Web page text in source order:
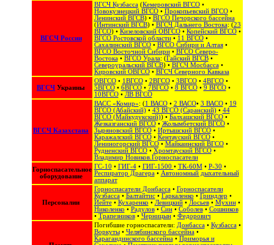
ВГСЧ России
ВГСЧ Кузбасса(Кемеровский ВГСО•
Новокузнецкий ВГСО• Прокопьевский ВГСО•
Ленинский ВГСВ) • ВГСО Печорского бассейна
(Интинский ВГСВ) • ВГСЧ Дальнего Востока: (23
ВГСО) • Кизеловский ОВГСО• Копейский ВГСО•
ВГСО Ростовской области• 11 ВГСО•
Сахалинский ВГСО‎ • ВГСО Сибири и Алтая‎ •
ВГСО Восточной Сибири• ВГСО Северо-
Востока‎‎ • ВГСО Урала: (Гайский ВГСВ•
Североуральский ВГСВ) • ВГСЧ Мосбасса•
Кировский ОВГСО• ВГСЧ Северного Кавказа
ВГСЧ Украины
ОВГСО• 1ВГСО• 2ВГСО• 3ВГСО• 4ВГСО•
5ВГСО• 6ВГСО• 7ВГСО• 8 ВГСО• 9 ВГСО•
10ВГСО• ЛВ ВГСО
ВГСЧ Казахстана
ВАСС «Комир»: (1 ВАСО• 2 ВАСО• 3 ВАСО• 19
ВГСО (Абайский)• 43 ВГСО (Саранский)• 44
ВГСО (Майкудукский)) • Балхашский ВГСО•
Жезказганский ВГСО• Жолымбетский ВГСО•
Зыряновский ВГСО• Иртышский ВГСО•
Каражалский ВГСО• Кентауский ВГСО•
Лениногорский ВГСО• Майкаинский ВГСО•
Рудненский ВГСО• Хромтауский ВГСО•
Владимир Новиков.Горноспасатели
Горноспасательное
оборудование
ГС-10 • ГИГ-4• ГИГ-1500 • ТК-60М• Р-30 •
Респиратор Драгера• Автономный дыхательный
аппарат
Персоналии
Горноспасатели Донбасса• Горноспасатели
Кузбасса• Балтайтис• Гаркаленко • Гриндлер •
Иейте• Кухаренко • Левицкий• Лосьев• Мухин•
Николенко • Радулов• Син• Соболев• Сошников
• Трапезников• Черницын• Федорович
Погибшие горноспасатели: Донбасса• Кузбасса•
Воркуты• Челябинского бассейна•
Карагандинского бассейна• Приморья и